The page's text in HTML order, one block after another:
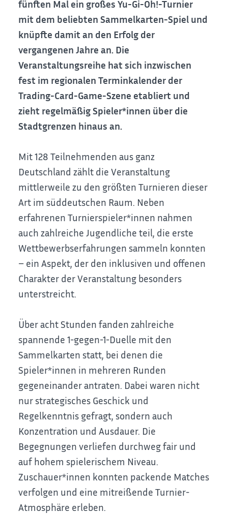
fünften Mal ein großes Yu-Gi-Oh!-Turnier
mit dem beliebten Sammelkarten-Spiel und
knüpfte damit an den Erfolg der
vergangenen Jahre an. Die
Veranstaltungsreihe hat sich inzwischen
fest im regionalen Terminkalender der
Trading-Card-Game-Szene etabliert und
zieht regelmäßig Spieler*innen über die
Stadtgrenzen hinaus an.
Mit 128 Teilnehmenden aus ganz
Deutschland zählt die Veranstaltung
mittlerweile zu den größten Turnieren dieser
Art im süddeutschen Raum. Neben
erfahrenen Turnierspieler*innen nahmen
auch zahlreiche Jugendliche teil, die erste
Wettbewerbserfahrungen sammeln konnten
– ein Aspekt, der den inklusiven und offenen
Charakter der Veranstaltung besonders
unterstreicht.
Über acht Stunden fanden zahlreiche
spannende 1-gegen-1-Duelle mit den
Sammelkarten statt, bei denen die
Spieler*innen in mehreren Runden
gegeneinander antraten. Dabei waren nicht
nur strategisches Geschick und
Regelkenntnis gefragt, sondern auch
Konzentration und Ausdauer. Die
Begegnungen verliefen durchweg fair und
auf hohem spielerischem Niveau.
Zuschauer*innen konnten packende Matches
verfolgen und eine mitreißende Turnier-
Atmosphäre erleben.